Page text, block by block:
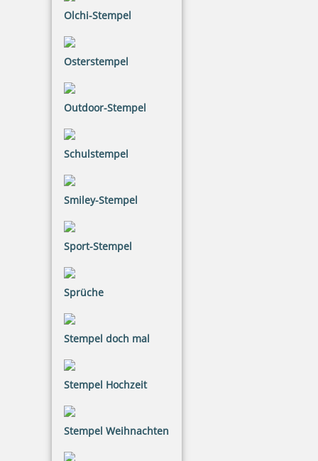
Olchi-Stempel
Osterstempel
Outdoor-Stempel
Schulstempel
Smiley-Stempel
Sport-Stempel
Sprüche
Stempel doch mal
Stempel Hochzeit
Stempel Weihnachten
inkl. 20.00 % Mwst.
Eco-Printy mit Text: Gebucht
inkl. 20.00 % Mwst.